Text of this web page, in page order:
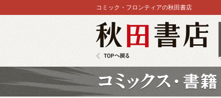
コミック・フロンティアの秋田書店